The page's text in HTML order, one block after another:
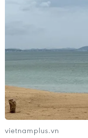
vietnamplus.vn